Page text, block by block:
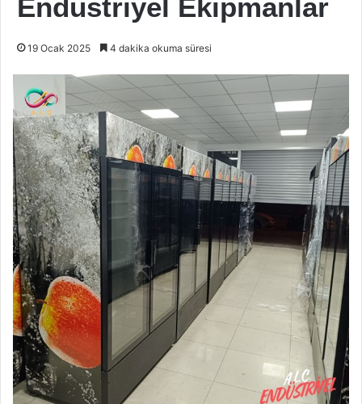
Endüstriyel Ekipmanlar
19 Ocak 2025 4 dakika okuma süresi